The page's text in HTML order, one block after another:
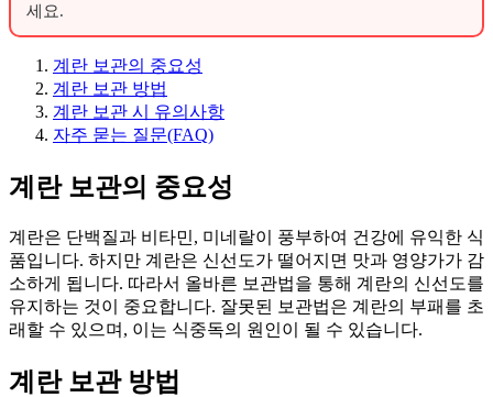
세요.
계란 보관의 중요성
계란 보관 방법
계란 보관 시 유의사항
자주 묻는 질문(FAQ)
계란 보관의 중요성
계란은 단백질과 비타민, 미네랄이 풍부하여 건강에 유익한 식
품입니다. 하지만 계란은 신선도가 떨어지면 맛과 영양가가 감
소하게 됩니다. 따라서 올바른 보관법을 통해 계란의 신선도를
유지하는 것이 중요합니다. 잘못된 보관법은 계란의 부패를 초
래할 수 있으며, 이는 식중독의 원인이 될 수 있습니다.
계란 보관 방법